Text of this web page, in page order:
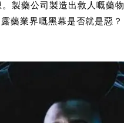
製藥公司製造出救人嘅藥物
藥業界嘅黑幕是否就是惡？